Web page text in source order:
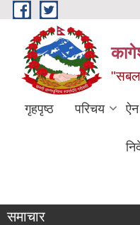
Skip to main content
गृहपृष्ठ परिचय
समाचार